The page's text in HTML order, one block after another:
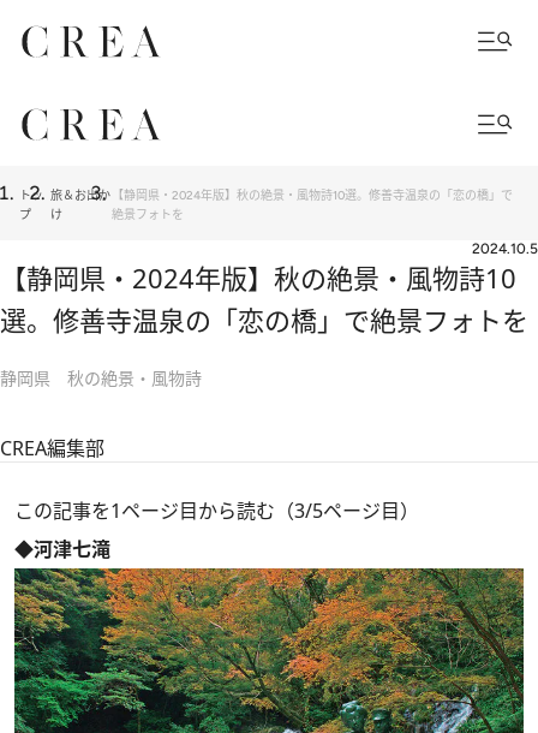
トッ
プ
旅＆お出か
け
【静岡県・2024年版】秋の絶景・風物詩10選。修善寺温泉の「恋の橋」で
絶景フォトを
2024.10.5
【静岡県・2024年版】秋の絶景・風物詩10
選。修善寺温泉の「恋の橋」で絶景フォトを
静岡県 秋の絶景・風物詩
CREA編集部
この記事を1ページ目から読む（3/5ページ目）
◆河津七滝